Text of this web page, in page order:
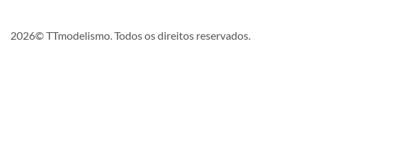
2026© TTmodelismo. Todos os direitos reservados.